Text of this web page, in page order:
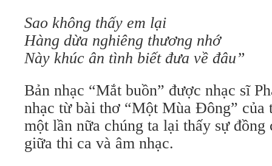
Sao không thấy em lại
Hàng dừa nghiêng thương nhớ
Này khúc ân tình biết đưa về đâu”
Bản nhạc “Mắt buồn” được nhạc sĩ
nhạc từ bài thơ “Một Mùa Đông”
một lần nữa chúng ta lại thấy sự đồng
giữa thi ca và âm nhạc.